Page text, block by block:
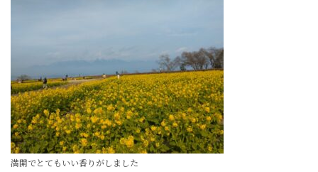
満開でとてもいい香りがしました